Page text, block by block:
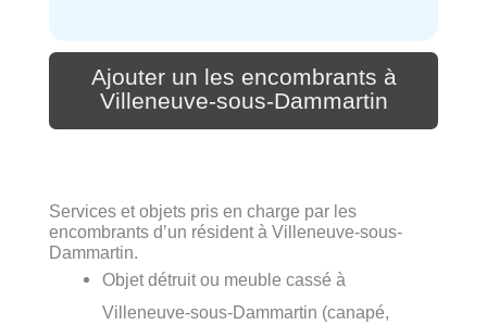
Ajouter un les encombrants à
Villeneuve-sous-Dammartin
Services et objets pris en charge par les
encombrants d’un résident à Villeneuve-sous-
Dammartin.
Objet détruit ou meuble cassé à
Villeneuve-sous-Dammartin (canapé,